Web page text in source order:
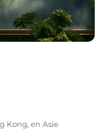
Kong, en Asie